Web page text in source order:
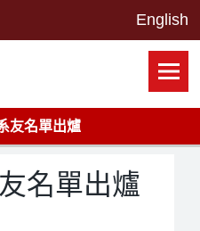
友名單出爐
名單出爐